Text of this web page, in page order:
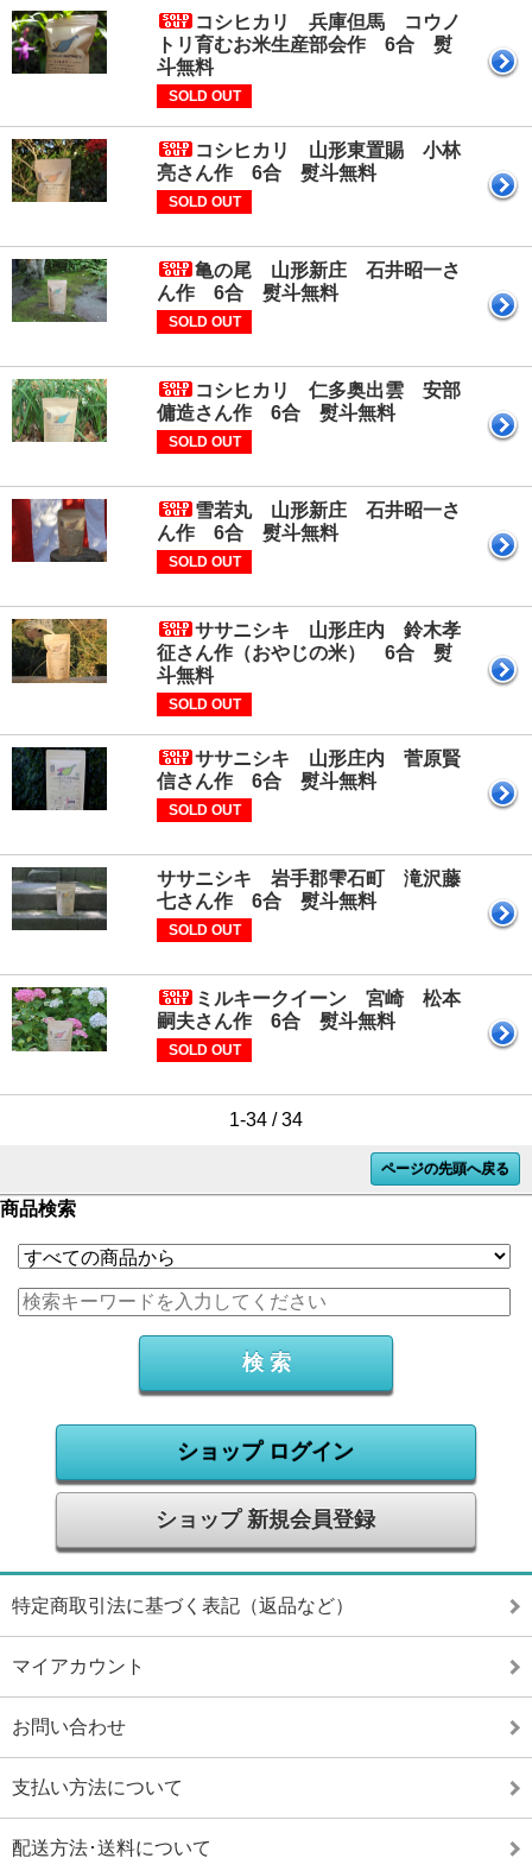
コシヒカリ 兵庫但馬 コウノ
トリ育むお米生産部会作 6合 熨
斗無料
SOLD OUT
コシヒカリ 山形東置賜 小林
亮さん作 6合 熨斗無料
SOLD OUT
亀の尾 山形新庄 石井昭一さ
ん作 6合 熨斗無料
SOLD OUT
コシヒカリ 仁多奥出雲 安部
傭造さん作 6合 熨斗無料
SOLD OUT
雪若丸 山形新庄 石井昭一さ
ん作 6合 熨斗無料
SOLD OUT
ササニシキ 山形庄内 鈴木孝
征さん作（おやじの米） 6合 熨
斗無料
SOLD OUT
ササニシキ 山形庄内 菅原賢
信さん作 6合 熨斗無料
SOLD OUT
ササニシキ 岩手郡雫石町 滝沢藤
七さん作 6合 熨斗無料
SOLD OUT
ミルキークイーン 宮崎 松本
嗣夫さん作 6合 熨斗無料
SOLD OUT
1-34 / 34
ページの先頭へ戻る
商品検索
ショップ ログイン
ショップ 新規会員登録
特定商取引法に基づく表記（返品など）
マイアカウント
お問い合わせ
支払い方法について
配送方法･送料について